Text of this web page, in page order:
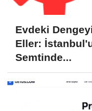
Evdeki
Eller:
Semtinde...